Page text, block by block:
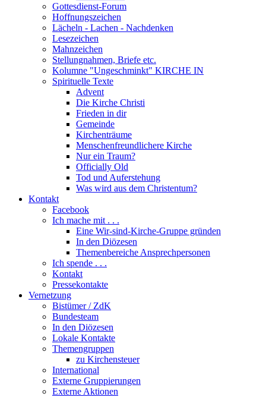
Gottesdienst-Forum
Hoffnungszeichen
Lächeln - Lachen - Nachdenken
Lesezeichen
Mahnzeichen
Stellungnahmen, Briefe etc.
Kolumne "Ungeschminkt" KIRCHE IN
Spirituelle Texte
Advent
Die Kirche Christi
Frieden in dir
Gemeinde
Kirchenträume
Menschenfreundlichere Kirche
Nur ein Traum?
Officially Old
Tod und Auferstehung
Was wird aus dem Christentum?
Kontakt
Facebook
Ich mache mit . . .
Eine Wir-sind-Kirche-Gruppe gründen
In den Diözesen
Themenbereiche Ansprechpersonen
Ich spende . . .
Kontakt
Pressekontakte
Vernetzung
Bistümer / ZdK
Bundesteam
In den Diözesen
Lokale Kontakte
Themengruppen
zu Kirchensteuer
International
Externe Gruppierungen
Externe Aktionen